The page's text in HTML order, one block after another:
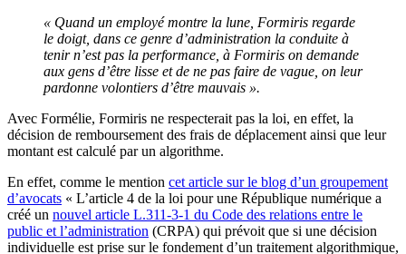
« Quand un employé montre la lune, Formiris regarde
le doigt, dans ce genre d’administration la conduite à
tenir n’est pas la performance, à Formiris on demande
aux gens d’être lisse et de ne pas faire de vague, on leur
pardonne volontiers d’être mauvais ».
Avec Formélie, Formiris ne respecterait pas la loi, en effet, la
décision de remboursement des frais de déplacement ainsi que leur
montant est calculé par un algorithme.
En effet, comme le mention cet article sur le blog d’un groupement
d’avocats « L’article 4 de la loi pour une République numérique a
créé un nouvel article L.311-3-1 du Code des relations entre le
public et l’administration (CRPA) qui prévoit que si une décision
individuelle est prise sur le fondement d’un traitement algorithmique,